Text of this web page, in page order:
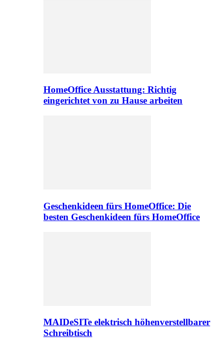
HomeOffice Ausstattung: Richtig
eingerichtet von zu Hause arbeiten
Geschenkideen fürs HomeOffice: Die
besten Geschenkideen fürs HomeOffice
MAIDeSITe elektrisch höhenverstellbarer
Schreibtisch